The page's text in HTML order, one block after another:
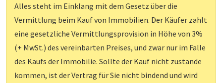
Alles steht im Einklang mit dem Gesetz über die
Vermittlung beim Kauf von Immobilien. Der Käufer zahlt
eine gesetzliche Vermittlungsprovision in Höhe von 3%
(+ MwSt.) des vereinbarten Preises, und zwar nur im Falle
des Kaufs der Immobilie. Sollte der Kauf nicht zustande
kommen, ist der Vertrag für Sie nicht bindend und wird